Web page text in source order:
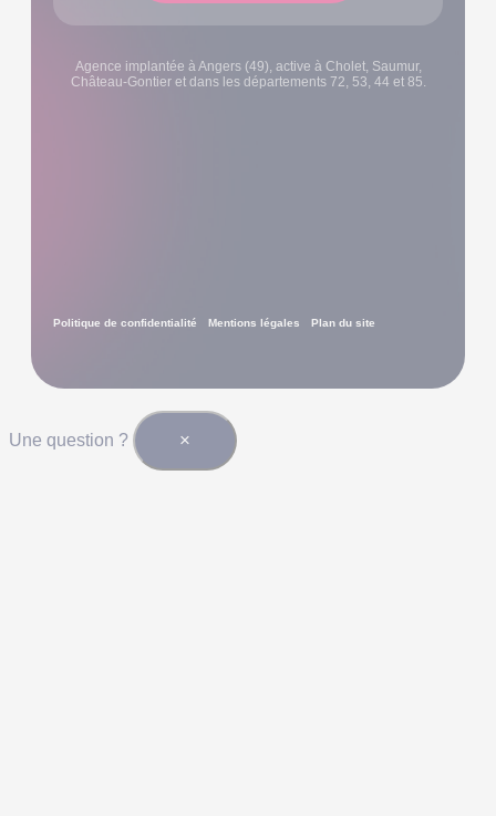
Agence implantée à Angers (49), active à Cholet, Saumur,
Château-Gontier et dans les départements 72, 53, 44 et 85.
Politique de confidentialité Mentions légales Plan du site
Une question ? ×